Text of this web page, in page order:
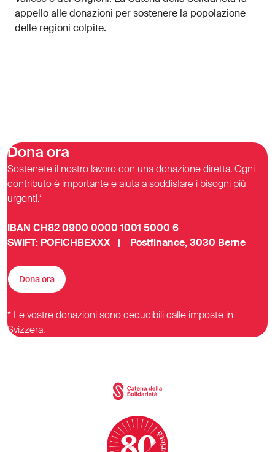
appello alle donazioni per sostenere la popolazione
delle regioni colpite.
Dona ora
Sostenete il nostro lavoro con una donazione diretta. Ogni
contributo è importante e aiuta a soddisfare i bisogni più
urgenti.*
IBAN CH82 0900 0000 1001 5000 6
SWIFT: POFICHBEXXX | Postfinance, 3030 Berne
Dona ora
* Le vostre donazioni sono deducibili dalle imposte in
Svizzera.